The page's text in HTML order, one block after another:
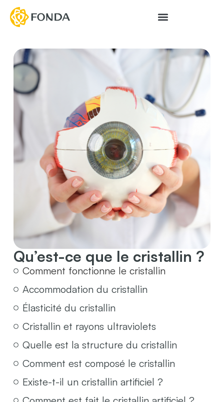
Qu’est-ce que le cristallin ?
Comment fonctionne le cristallin
Accommodation du cristallin
Élasticité du cristallin
Cristallin et rayons ultraviolets
Quelle est la structure du cristallin
Comment est composé le cristallin
Existe-t-il un cristallin artificiel ?